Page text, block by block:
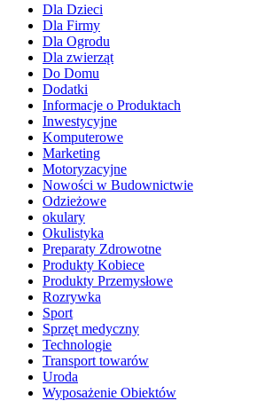
Dla Dzieci
Dla Firmy
Dla Ogrodu
Dla zwierząt
Do Domu
Dodatki
Informacje o Produktach
Inwestycyjne
Komputerowe
Marketing
Motoryzacyjne
Nowości w Budownictwie
Odzieżowe
okulary
Okulistyka
Preparaty Zdrowotne
Produkty Kobiece
Produkty Przemysłowe
Rozrywka
Sport
Sprzęt medyczny
Technologie
Transport towarów
Uroda
Wyposażenie Obiektów